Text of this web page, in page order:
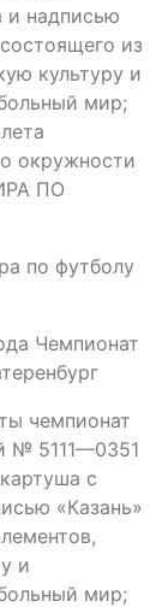
и надписью
из
культуру и
мир;
окружности
ПО
Чемпионат
чемпионат
№ 5111—0351
с
«Казань»
и
мир;